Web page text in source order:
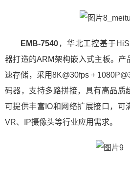
EMB-7540，华北工控基于
器打造的ARM架构嵌入式主板。产
速存储，采用8K@30fps +
码器，支持多路拼接，具有高品质
可提供丰富IO和网络扩展接口，可
VR、IP摄像头等行业应用需求。